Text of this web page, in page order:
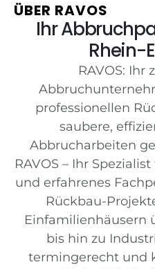
ÜBER RAVOS
Ihr
Rhein-
RAVOS: Ihr
professionellen
saubere,
Abbrucharbeiten
RAVOS – Ihr
und erfahrenes
Rückbau-
Einfamilienhäusern
bis hin zu
termingerecht und